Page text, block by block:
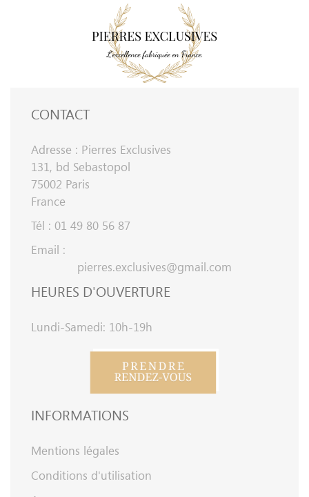
CONTACT
Adresse : Pierres Exclusives
131, bd Sebastopol
75002 Paris
France
Tél : 01 49 80 56 87
Email :
pierres.exclusives@gmail.com
HEURES D'OUVERTURE
Lundi-Samedi: 10h-19h
INFORMATIONS
Mentions légales
Conditions d'utilisation